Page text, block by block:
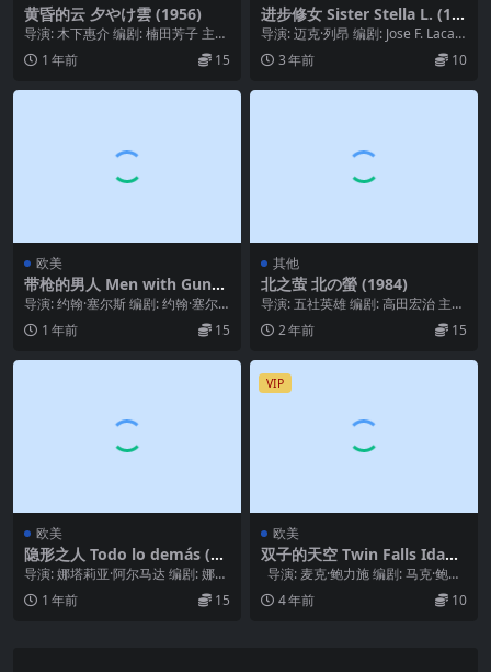
黄昏的云 夕やけ雲 (1956)
导演: 木下惠介 编剧: 楠田芳子 主
演: 田中晋二 / 望月优子 / 久我美
子...1 年前 15
进步修女 Sister Stella L. (19
84)
导演: 迈克·列昂 编剧: Jose F. Lacab
a / Jose Almo...
3 年前 10
欧美
带枪的男人 Men with Guns
(1997)
导演: 约翰·塞尔斯 编剧: 约翰·塞尔
斯 主演: 费德里科·路皮 / Dami...
1 年前 15
其他
北之萤 北の螢 (1984)
导演: 五社英雄 编剧: 高田宏治 主
演: 仲代达矢 / 岩下志麻 / 佐藤浩
市...2 年前 15
欧美
隐形之人 Todo lo demás (20
16)
导演: 娜塔莉亚·阿尔马达 编剧: 娜塔
莉亚·阿尔马达 主演: 艾德里安娜·巴
拉...1 年前 15
VIP
欧美
双子的天空 Twin Falls Idaho
(1999)
导演: 麦克·鲍力施 编剧: 马克·鲍力
施 / 麦克·鲍力施 主演...
4 年前 10